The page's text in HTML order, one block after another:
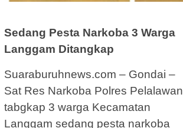
Sedang Pesta Narkoba 3 Warga
Langgam Ditangkap
Suaraburuhnews.com – Gondai –
Sat Res Narkoba Polres Pelalawan
tabgkap 3 warga Kecamatan
Langgam sedang pesta narkoba